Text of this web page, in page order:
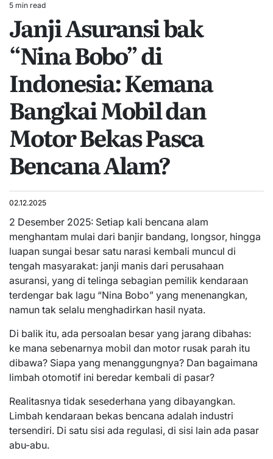
Estimated
read
time
5 min read
Janji Asuransi bak
“Nina Bobo” di
Indonesia: Kemana
Bangkai Mobil dan
Motor Bekas Pasca
Bencana Alam?
02.12.2025
2 Desember 2025: Setiap kali bencana alam
menghantam mulai dari banjir bandang, longsor, hingga
luapan sungai besar satu narasi kembali muncul di
tengah masyarakat: janji manis dari perusahaan
asuransi, yang di telinga sebagian pemilik kendaraan
terdengar bak lagu “Nina Bobo” yang menenangkan,
namun tak selalu menghadirkan hasil nyata.
Di balik itu, ada persoalan besar yang jarang dibahas:
ke mana sebenarnya mobil dan motor rusak parah itu
dibawa? Siapa yang menanggungnya? Dan bagaimana
limbah otomotif ini beredar kembali di pasar?
Realitasnya tidak sesederhana yang dibayangkan.
Limbah kendaraan bekas bencana adalah industri
tersendiri. Di satu sisi ada regulasi, di sisi lain ada pasar
abu-abu.